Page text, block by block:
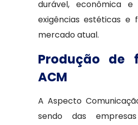
durável, econômica e
exigências estéticas e
mercado atual.
Produção de
ACM
A Aspecto
sendo das